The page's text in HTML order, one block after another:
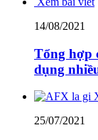
14/08/2021
Tổng hợp
dụng
25/07/2021